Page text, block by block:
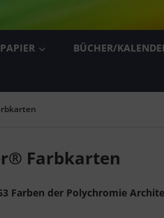
BÜCHER/
Farbkarten
Farben der Polychromie